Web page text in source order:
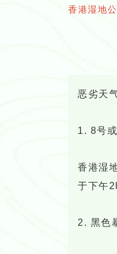
香港湿地
恶劣天
1. 8号
香港湿
于下午2
2. 黑色